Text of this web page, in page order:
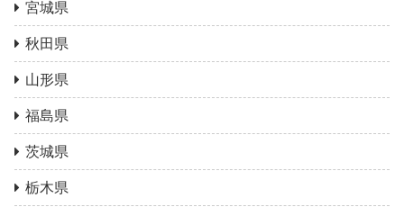
宮城県
秋田県
山形県
福島県
茨城県
栃木県